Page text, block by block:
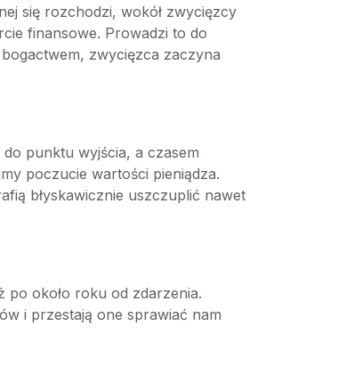
się rozchodzi, wokół zwycięzcy
finansowe. Prowadzi to do
zwycięzca zaczyna
punktu wyjścia, a czasem
poczucie wartości pieniądza.
błyskawicznie uszczuplić nawet
po około roku od zdarzenia.
i przestają one sprawiać nam